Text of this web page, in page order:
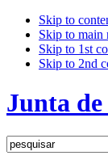
Skip to
Skip to main
Skip to 1st
Skip to 2nd
Junta